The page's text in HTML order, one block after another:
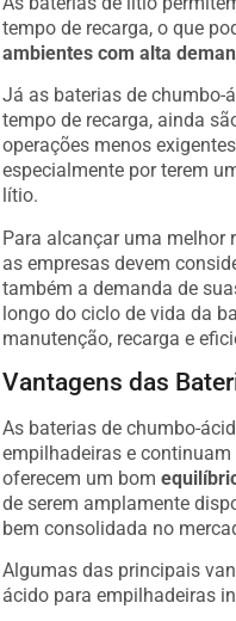
tempo de recarga, o que
ambientes com alta
Já as baterias de chumbo-
tempo de recarga, ainda
operações menos
especialmente por terem
lítio.
Para alcançar uma melhor
as empresas devem
também a demanda de
longo do ciclo de vida da
manutenção, recarga e
Vantagens das
As baterias de chumbo-
empilhadeiras e
oferecem um bom
de serem amplamente
bem consolidada no
Algumas das principais
ácido para empilhadeiras